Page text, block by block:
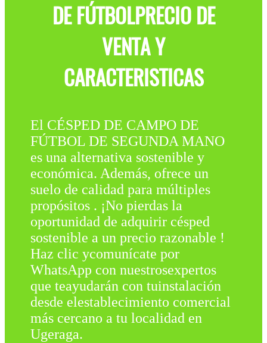
DE FÚTBOLPRECIO DE
VENTA Y
CARACTERISTICAS
El CÉSPED DE CAMPO DE
FÚTBOL DE SEGUNDA MANO
es una alternativa sostenible y
económica. Además, ofrece un
suelo de calidad para múltiples
propósitos . ¡No pierdas la
oportunidad de adquirir césped
sostenible a un precio razonable !
Haz clic ycomunícate por
WhatsApp con nuestrosexpertos
que teayudarán con tuinstalación
desde elestablecimiento comercial
más cercano a tu localidad en
Ugeraga.